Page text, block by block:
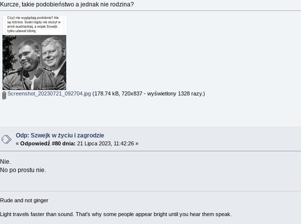
Kurcze, takie podobieństwo a jednak nie rodzina?
Screenshot_20230721_092704.jpg (178.74 kB, 720x837 - wyświetlony 1328 razy.)
Odp: Szwejk w życiu i zagrodzie
«Odpowiedź #80 dnia: 21 Lipca 2023, 11:42:26 »
Nie.
No po prostu nie.
Rude and not ginger
Light travels faster than sound. That's why some people appear bright until you hear them speak.